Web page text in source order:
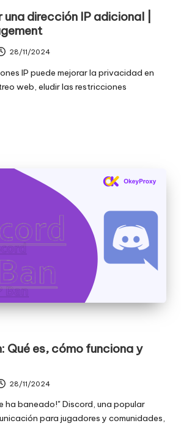
dirección IP adicional |
28/11/2024
IP puede mejorar la privacidad en
web, eludir las restricciones
Qué es, cómo funciona y
28/11/2024
ha baneado!" Discord, una popular
para jugadores y comunidades,